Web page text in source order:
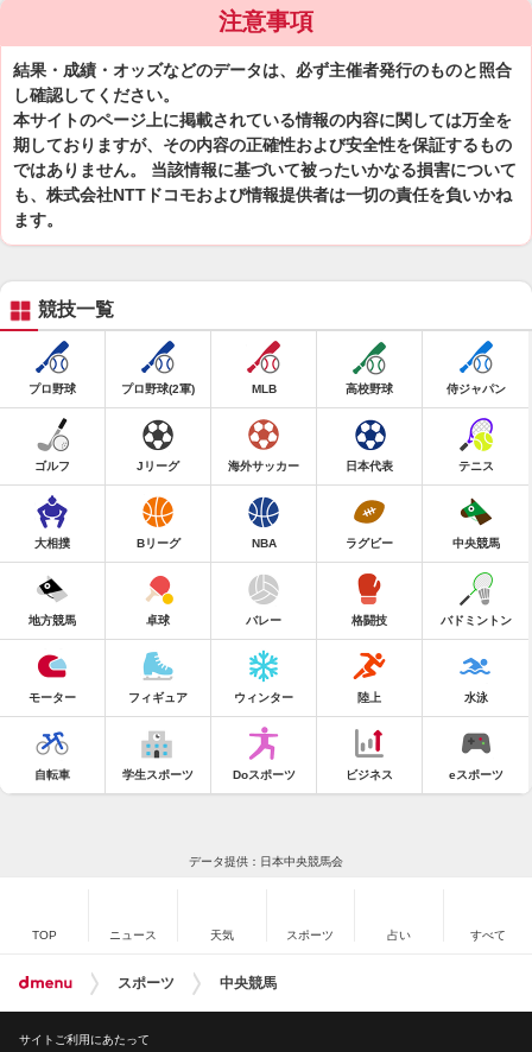
注意事項
結果・成績・オッズなどのデータは、必ず主催者発行のものと照合
し確認してください。
本サイトのページ上に掲載されている情報の内容に関しては万全を
期しておりますが、その内容の正確性および安全性を保証するもの
ではありません。 当該情報に基づいて被ったいかなる損害について
も、株式会社NTTドコモおよび情報提供者は一切の責任を負いかね
ます。
競技一覧
プロ野球 プロ野球(2軍) MLB 高校野球 侍ジャパン
ゴルフ Jリーグ 海外サッカー 日本代表 テニス
大相撲 Bリーグ NBA ラグビー 中央競馬
地方競馬 卓球 バレー 格闘技 バドミントン
モーター フィギュア ウィンター 陸上 水泳
自転車 学生スポーツ Doスポーツ ビジネス eスポーツ
データ提供：日本中央競馬会
TOP ニュース 天気 スポーツ 占い すべて
スポーツ 中央競馬
サイトご利用にあたって